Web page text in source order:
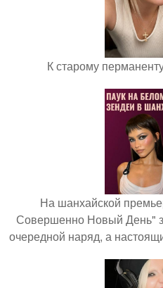
К старому
На шанхайской
Совершенно Новый День"
очередной наряд, а